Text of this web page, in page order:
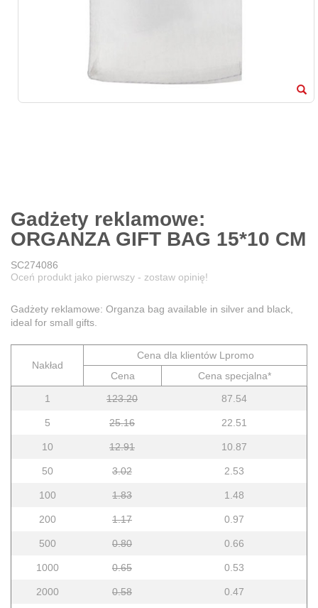
Gadżety reklamowe:
ORGANZA GIFT BAG 15*10 CM
SC274086
Oceń produkt jako pierwszy - zostaw opinię!
Gadżety reklamowe: Organza bag available in silver and black,
ideal for small gifts.
Nakład
Cena dla klientów Lpromo
Cena
Cena specjalna*
1
123.20 87.54
5 25.16 22.51
10 12.91 10.87
50 3.02 2.53
100 1.83 1.48
200 1.17 0.97
500 0.80 0.66
1000 0.65 0.53
2000 0.58 0.47